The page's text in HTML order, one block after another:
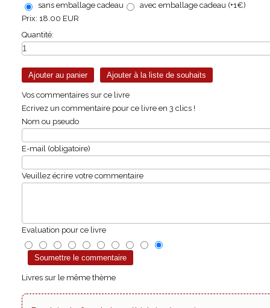
sans emballage cadeau
avec emballage cadeau (+1€)
Prix: 18.00 EUR
Quantité:
Vos commentaires sur ce livre
Ecrivez un commentaire pour ce livre en 3 clics !
Nom ou pseudo
E-mail (obligatoire)
Veuillez écrire votre commentaire
Evaluation pour ce livre
Livres sur le même thème